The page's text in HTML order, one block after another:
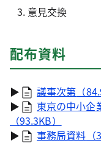
意見交換
配布資料
▶ 議事次第 （
▶
東京の中小企
（93.3KB）
▶
事務局資料